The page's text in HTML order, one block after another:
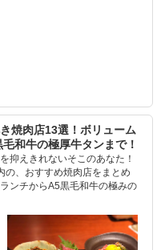
焼肉店13選！ボリューム
和牛の極厚牛タンまで！
抑えきれないそこのあなた！
の、おすすめ焼肉店をまとめ
ンチからA5黒毛和牛の極みの